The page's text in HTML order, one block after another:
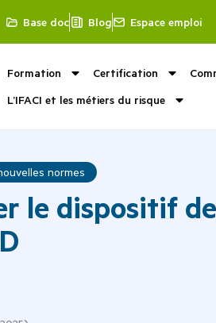
Base doc Blog Espace emploi
Formation Certification
L’IFACI et les métiers du risque
normes
le dispositif